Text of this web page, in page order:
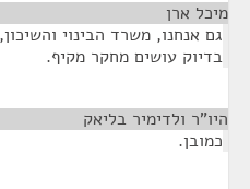
מיכל ארן
גם אנחנו, משרד הבינוי
בדיוק עושים מחקר מקיף.
היו"ר ולדימיר בליאק
כמובן.